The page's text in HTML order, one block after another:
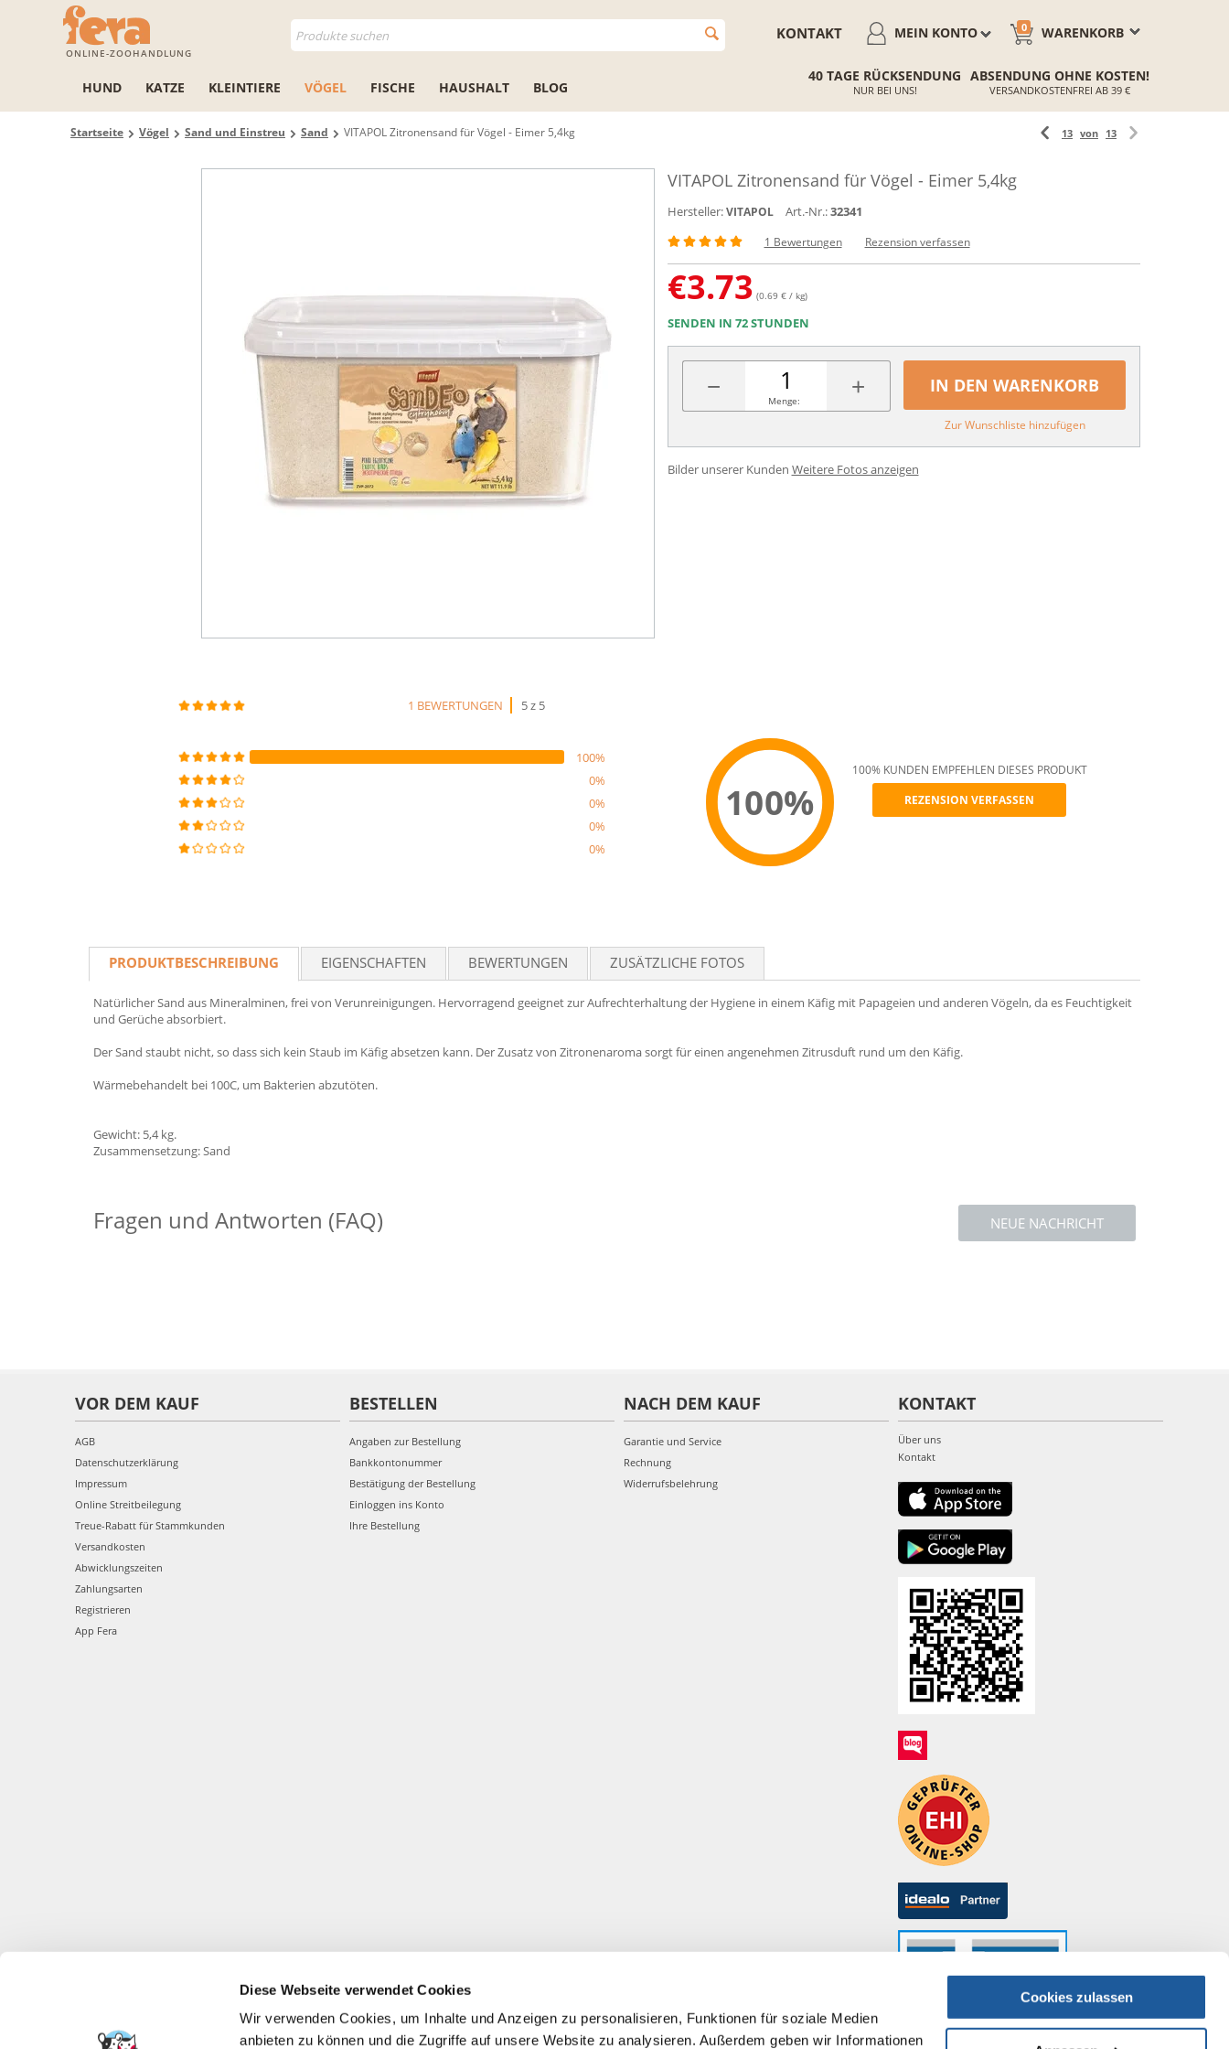
Diese Webseite verwendet Cookies
Wir verwenden Cookies, um Inhalte und Anzeigen zu personalisieren, Funktionen für soziale Medien
anbieten zu können und die Zugriffe auf unsere Website zu analysieren. Außerdem geben wir Informationen
Cookies zulassen
ONLINE-ZOOHANDLUNG
WARENKORB
0
MEIN KONTO
KONTAKT
HUND KATZE KLEINTIERE VÖGEL FISCHE HAUSHALT BLOG
40 TAGE RÜCKSENDUNG
NUR BEI UNS!
ABSENDUNG OHNE KOSTEN!
VERSANDKOSTENFREI AB 39 €
Startseite Vögel Sand und Einstreu Sand VITAPOL Zitronensand für Vögel - Eimer 5,4kg 13 von 13
VITAPOL Zitronensand für Vögel - Eimer 5,4kg
Hersteller: VITAPOL Art.-Nr.:32341
1 Bewertungen Rezension verfassen
€3.73 (0.69 € / kg)
SENDEN IN 72 STUNDEN
− +
Menge:
IN DEN WARENKORB
Zur Wunschliste hinzufügen
Bilder unserer Kunden Weitere Fotos anzeigen
1 BEWERTUNGEN 5 z 5
100%
0%
0%
0%
0%
100%
Recommend
100% KUNDEN EMPFEHLEN DIESES PRODUKT
REZENSION VERFASSEN
PRODUKTBESCHREIBUNG EIGENSCHAFTEN BEWERTUNGEN ZUSÄTZLICHE FOTOS
Natürlicher Sand aus Mineralminen, frei von Verunreinigungen. Hervorragend geeignet zur Aufrechterhaltung der Hygiene in einem Käfig mit Papageien und anderen Vögeln, da es Feuchtigkeit
und Gerüche absorbiert.
Der Sand staubt nicht, so dass sich kein Staub im Käfig absetzen kann. Der Zusatz von Zitronenaroma sorgt für einen angenehmen Zitrusduft rund um den Käfig.
Wärmebehandelt bei 100C, um Bakterien abzutöten.
Gewicht: 5,4 kg.
Zusammensetzung: Sand
NEUE NACHRICHT
Fragen und Antworten (FAQ)
VOR DEM KAUF
AGB
Datenschutzerklärung
Impressum
Online Streitbeilegung
Treue-Rabatt für Stammkunden
Versandkosten
Abwicklungszeiten
Zahlungsarten
Registrieren
App Fera
BESTELLEN
Angaben zur Bestellung
Bankkontonummer
Bestätigung der Bestellung
Einloggen ins Konto
Ihre Bestellung
NACH DEM KAUF
Garantie und Service
Rechnung
Widerrufsbelehrung
KONTAKT
Über uns
Kontakt